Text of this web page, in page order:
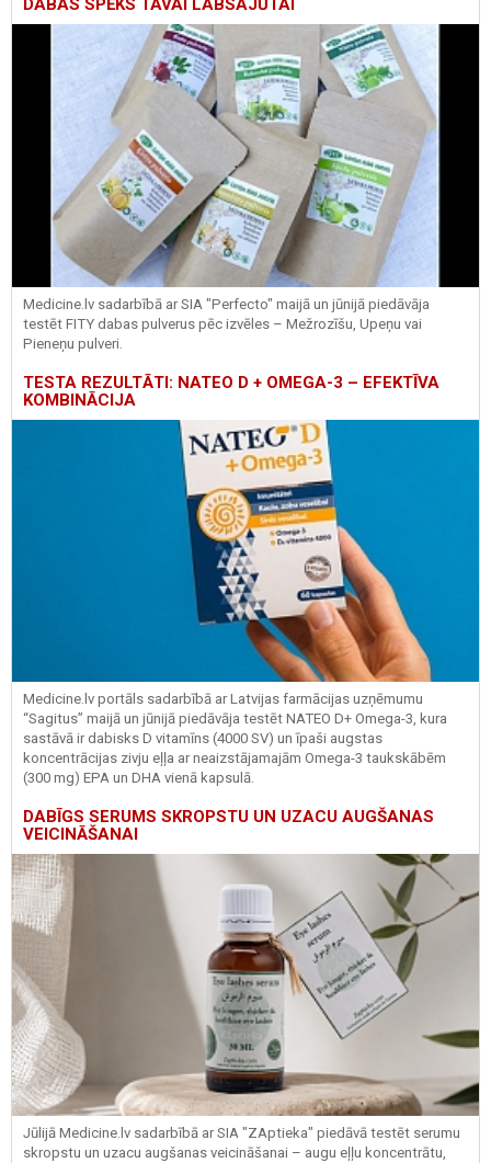
DABAS SPĒKS TAVAI LABSAJŪTAI
Medicine.lv sadarbībā ar SIA "Perfecto" maijā un jūnijā piedāvāja
testēt FITY dabas pulverus pēc izvēles – Mežrozīšu, Upeņu vai
Pieneņu pulveri.
TESTA REZULTĀTI: NATEO D + OMEGA-3 – EFEKTĪVA
KOMBINĀCIJA
Medicine.lv portāls sadarbībā ar Latvijas farmācijas uzņēmumu
“Sagitus” maijā un jūnijā piedāvāja testēt NATEO D+ Omega-3, kura
sastāvā ir dabisks D vitamīns (4000 SV) un īpaši augstas
koncentrācijas zivju eļļa ar neaizstājamajām Omega-3 taukskābēm
(300 mg) EPA un DHA vienā kapsulā.
DABĪGS SERUMS SKROPSTU UN UZACU AUGŠANAS
VEICINĀŠANAI
Jūlijā Medicine.lv sadarbībā ar SIA "ZAptieka" piedāvā testēt serumu
skropstu un uzacu augšanas veicināšanai – augu eļļu koncentrātu,